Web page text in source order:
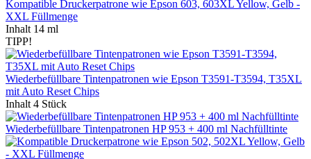
Kompatible Druckerpatrone wie Epson 603, 603XL Yellow, Gelb -
XXL Füllmenge
Inhalt 14 ml
TIPP!
Wiederbefüllbare Tintenpatronen wie Epson T3591-T3594, T35XL
mit Auto Reset Chips
Inhalt 4 Stück
Wiederbefüllbare Tintenpatronen HP 953 + 400 ml Nachfülltinte